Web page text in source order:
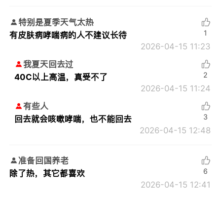
特别是夏季天气太热
有皮肤病哮喘病的人不建议长待
2026-04-15 11:23
1
我夏天回去过
40C以上高温，真受不了
2026-04-15 11:24
2
有些人
回去就会咳嗽哮喘，也不能回去
2026-04-15 12:48
3
准备回国养老
除了热，其它都喜欢
2026-04-15 12:41
6